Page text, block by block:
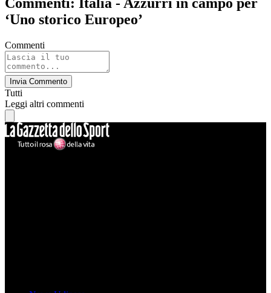
‘Uno storico Europeo’
Commenti
Invia Commento
Tutti
Leggi altri commenti